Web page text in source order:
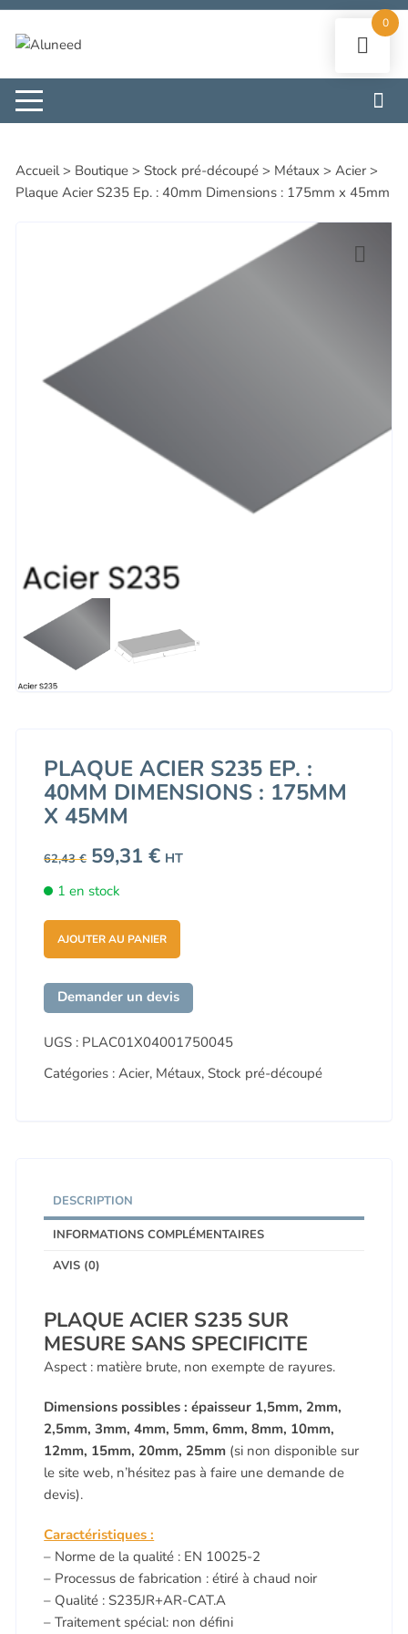
Aller
contenu
Accueil> Boutique >Stock pré-découpé > Métaux >Acier >
Plaque Acier S235 Ep. : 40mm Dimensions : 175mm x 45mm
PLAQUE ACIER S235 EP. :
40MM DIMENSIONS : 175MM
X 45MM
62,43€ Le
prix
était :
59,31€Le
prix
HT
1 en stock
AJOUTER AU PANIER
Demander un devis
UGS : PLAC01X04001750045
Catégories :Acier, Métaux,Stock pré-découpé
DESCRIPTION
INFORMATIONS COMPLÉMENTAIRES
AVIS (0)
PLAQUE ACIER S235 SUR
MESURE SANS SPECIFICITE
Aspect : matière brute, non exempte de rayures.
Dimensions possibles : épaisseur 1,5mm, 2mm,
2,5mm, 3mm, 4mm, 5mm, 6mm, 8mm, 10mm,
12mm, 15mm, 20mm, 25mm (si non disponible sur
le site web, n’hésitez pas à faire unedemande de
devis).
Caractéristiques :
– Norme de la qualité : EN 10025-2
– Processus de fabrication : étiré à chaud noir
– Qualité : S235JR+AR-CAT.A
– Traitement spécial: non défini
0